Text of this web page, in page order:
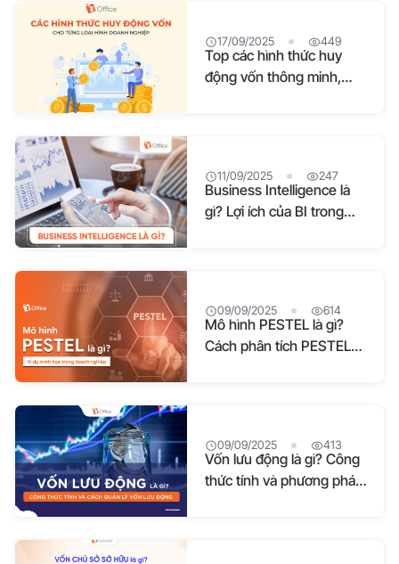
17/09/2025 449
Top các hình thức huy
động vốn thông minh,
11/09/2025 247
Business Intelligence là
gì? Lợi ích của BI trong
09/09/2025 614
Mô hình PESTEL là gì?
Cách phân tích PESTEL
09/09/2025 413
Vốn lưu động là gì? Công
thức tính và phương pháp